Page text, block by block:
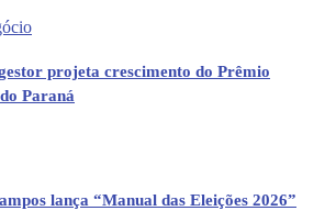
projeta crescimento do Prêmio
Paraná
lança “Manual das Eleições 2026”